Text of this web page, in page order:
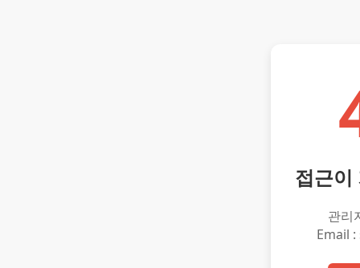
접근이
관리
Email